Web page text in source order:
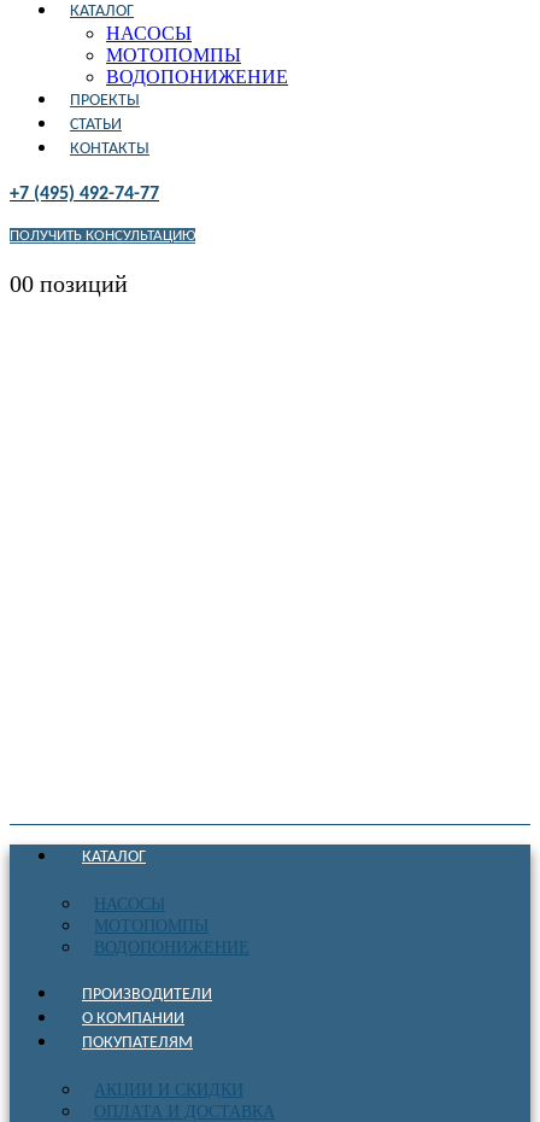
КАТАЛОГ
НАСОСЫ
МОТОПОМПЫ
ВОДОПОНИЖЕНИЕ
ПРОЕКТЫ
СТАТЬИ
КОНТАКТЫ
+7 (495) 492-74-77
ПОЛУЧИТЬ КОНСУЛЬТАЦИЮ
00 позиций
КАТАЛОГ
НАСОСЫ
МОТОПОМПЫ
ВОДОПОНИЖЕНИЕ
ПРОИЗВОДИТЕЛИ
О КОМПАНИИ
ПОКУПАТЕЛЯМ
АКЦИИ И СКИДКИ
ОПЛАТА И ДОСТАВКА